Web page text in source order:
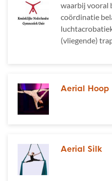
waarbij vooral
coördinatie
(vliegende)
Aerial Hoop
Aerial Silk